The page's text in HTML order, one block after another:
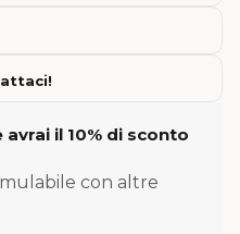
il 10% di sconto
con altre